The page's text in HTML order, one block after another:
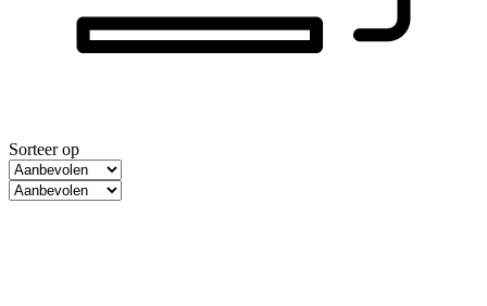
Sorteer op